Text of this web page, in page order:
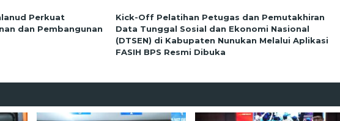
Perkuat
dan Pembangunan
Kick-Off Pelatihan Petugas dan Pemutakhiran
Data Tunggal Sosial dan Ekonomi Nasional
(DTSEN) di Kabupaten Nunukan Melalui Aplikasi
FASIH BPS Resmi Dibuka